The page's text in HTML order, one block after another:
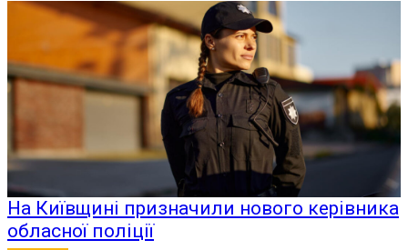
На Київщині призначили нового керівника
обласної поліції